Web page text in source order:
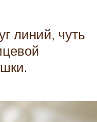
линий, чуть